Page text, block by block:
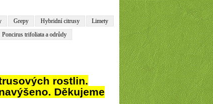
Grepy Hybridní citrusy
Limety
Poncirus trifoliata a odrůdy
rostlin.
Děkujeme